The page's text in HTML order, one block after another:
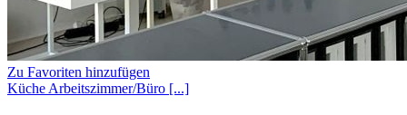
Zu Favoriten hinzufügen
Küche Arbeitszimmer/Büro [...]